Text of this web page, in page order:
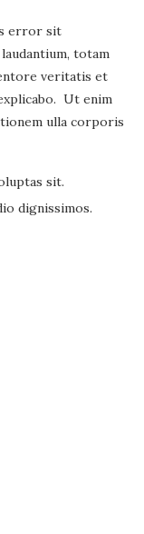
error sit
totam
veritatis et
Ut enim
ulla corporis
sit.
dignissimos.